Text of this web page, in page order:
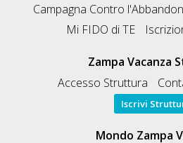
Campagna Contro
Mi FIDO di TE
Zampa Vacanza
Accesso Struttura
Iscrivi
Mondo Zampa